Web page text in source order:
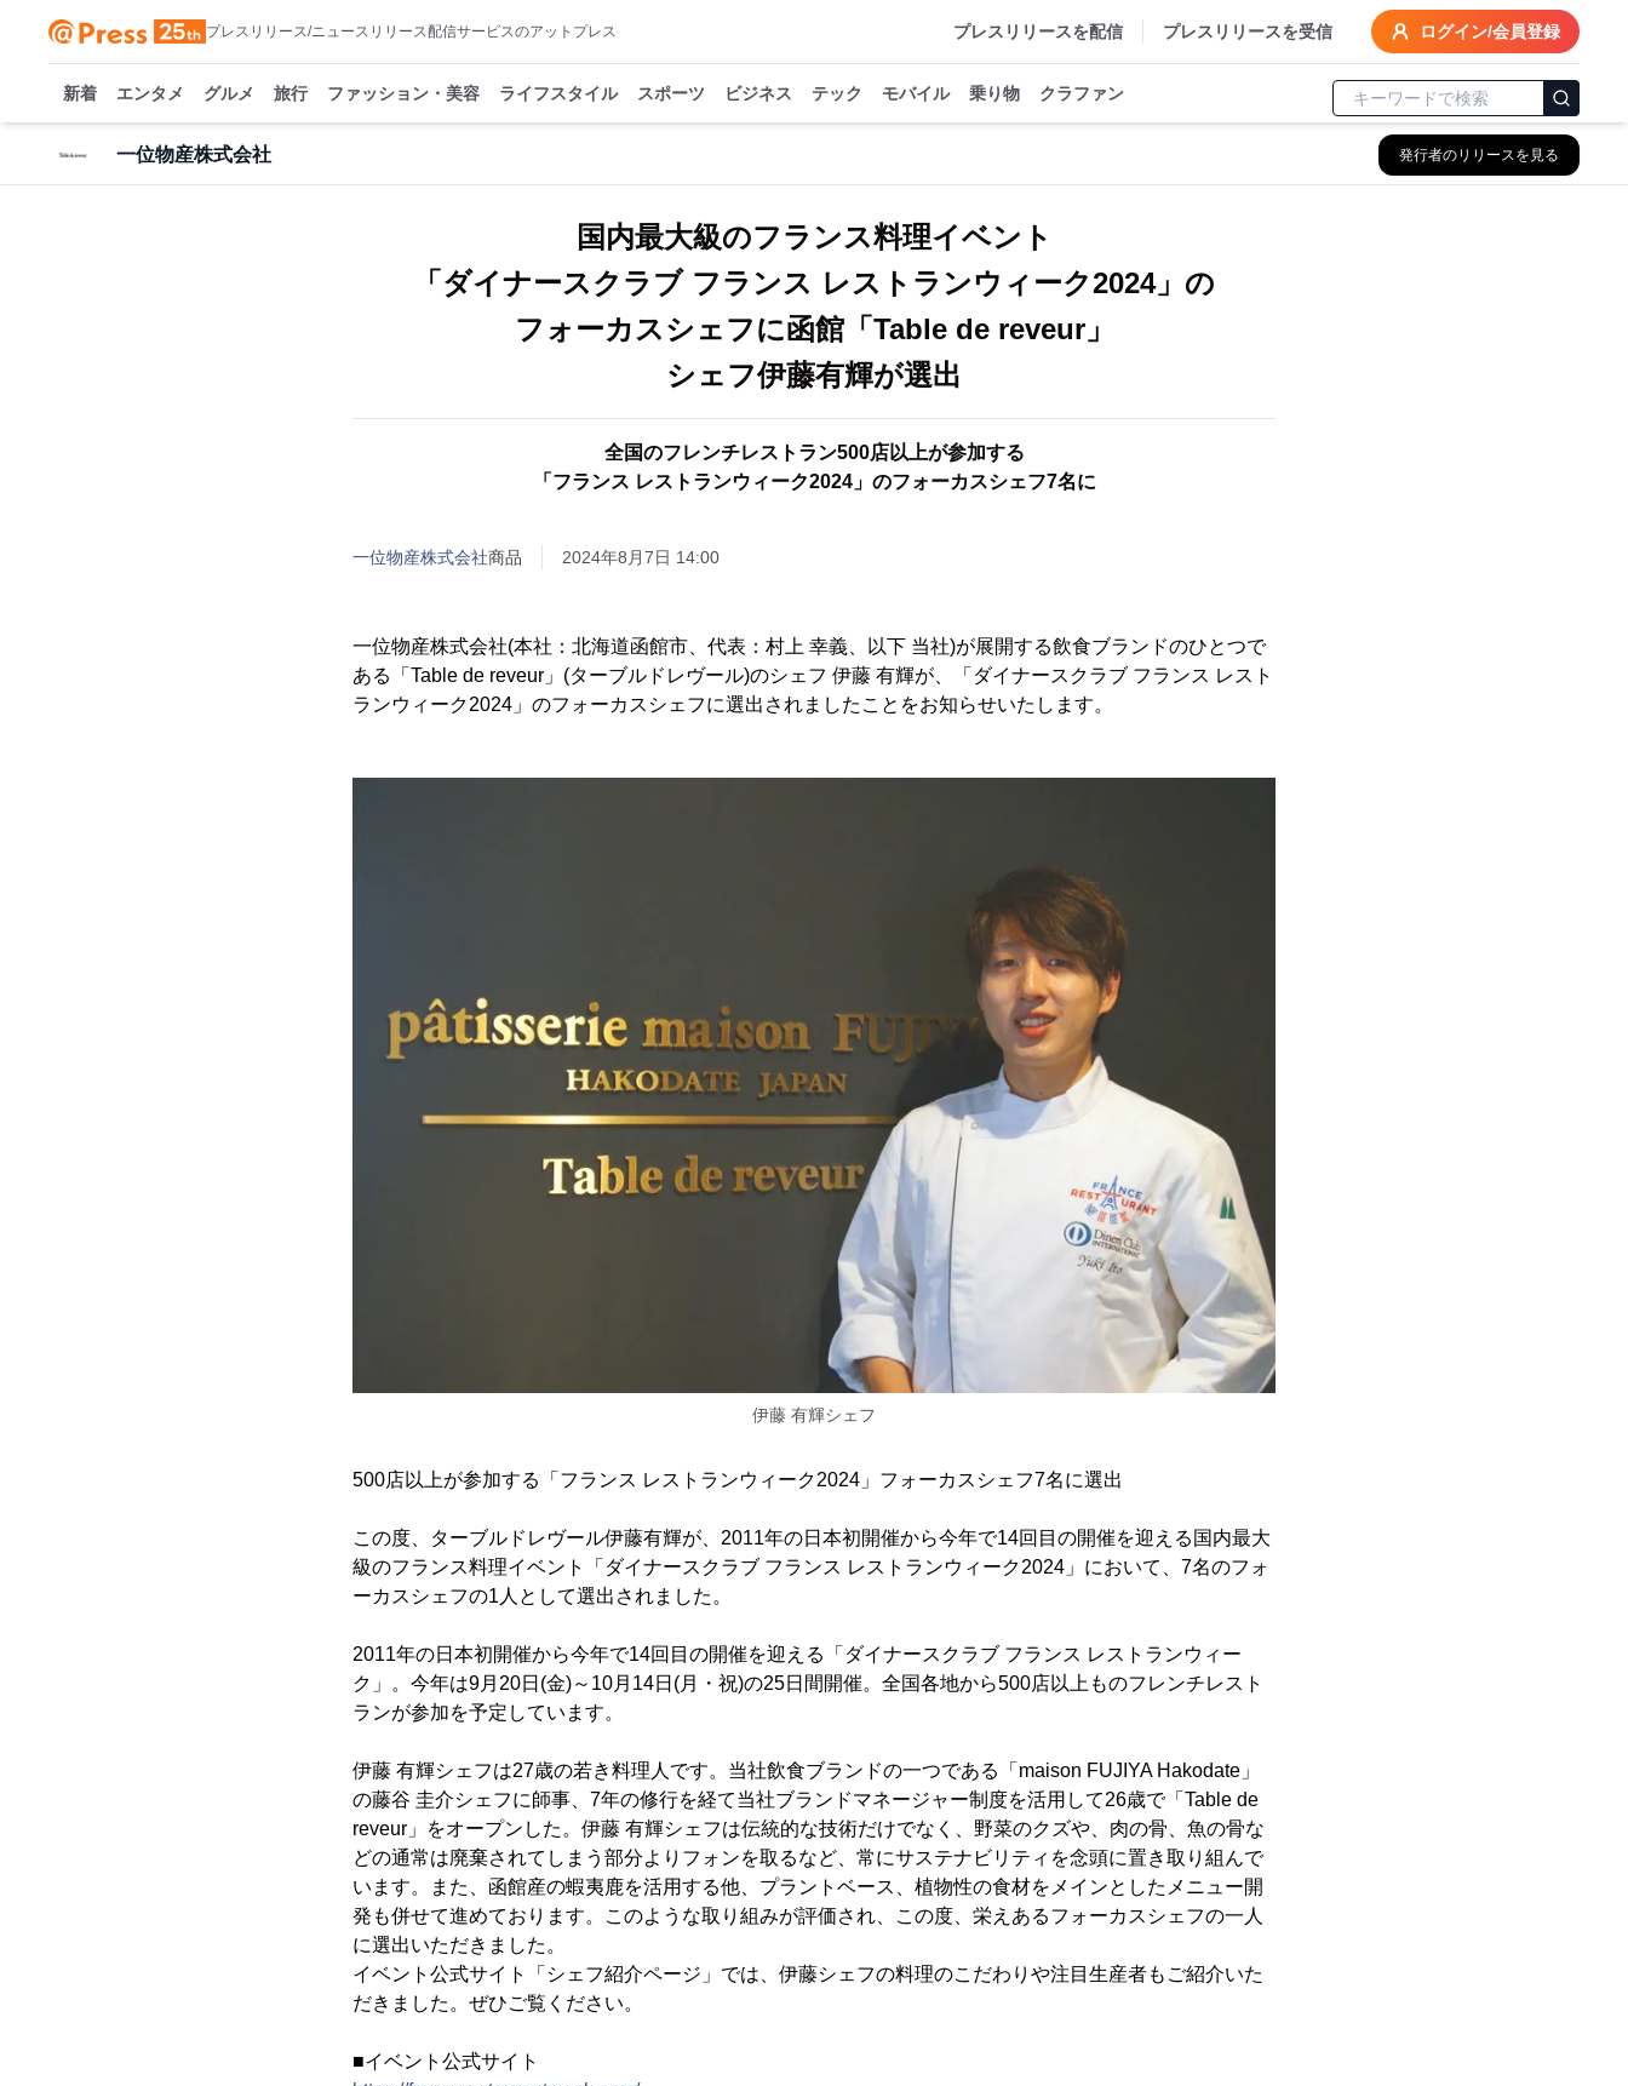
プレスリリース/ニュースリリース配信サービスのアットプレス プレスリリースを配信 プレスリリースを受信 ログイン/会員登録
新着 エンタメ グルメ 旅行 ファッション・美容 ライフスタイル スポーツ ビジネス テック モバイル 乗り物 クラファン
一位物産株式会社 発行者のリリースを見る
国内最大級のフランス料理イベント
「ダイナースクラブ フランス レストランウィーク2024」の
フォーカスシェフに函館「Table de reveur」
シェフ伊藤有輝が選出
全国のフレンチレストラン500店以上が参加する
「フランス レストランウィーク2024」のフォーカスシェフ7名に
一位物産株式会社商品 2024年8月7日 14:00
一位物産株式会社(本社：北海道函館市、代表：村上 幸義、以下 当社)が展開する飲食ブランドのひとつで
ある「Table de reveur」(ターブルドレヴール)のシェフ 伊藤 有輝が、「ダイナースクラブ フランス レスト
ランウィーク2024」のフォーカスシェフに選出されましたことをお知らせいたします。
伊藤 有輝シェフ
500店以上が参加する「フランス レストランウィーク2024」フォーカスシェフ7名に選出
この度、ターブルドレヴール伊藤有輝が、2011年の日本初開催から今年で14回目の開催を迎える国内最大
級のフランス料理イベント「ダイナースクラブ フランス レストランウィーク2024」において、7名のフォ
ーカスシェフの1人として選出されました。
2011年の日本初開催から今年で14回目の開催を迎える「ダイナースクラブ フランス レストランウィー
ク」。今年は9月20日(金)～10月14日(月・祝)の25日間開催。全国各地から500店以上ものフレンチレスト
ランが参加を予定しています。
伊藤 有輝シェフは27歳の若き料理人です。当社飲食ブランドの一つである「maison FUJIYA Hakodate」
の藤谷 圭介シェフに師事、7年の修行を経て当社ブランドマネージャー制度を活用して26歳で「Table de
reveur」をオープンした。伊藤 有輝シェフは伝統的な技術だけでなく、野菜のクズや、肉の骨、魚の骨な
どの通常は廃棄されてしまう部分よりフォンを取るなど、常にサステナビリティを念頭に置き取り組んで
います。また、函館産の蝦夷鹿を活用する他、プラントベース、植物性の食材をメインとしたメニュー開
発も併せて進めております。このような取り組みが評価され、この度、栄えあるフォーカスシェフの一人
に選出いただきました。
イベント公式サイト「シェフ紹介ページ」では、伊藤シェフの料理のこだわりや注目生産者もご紹介いた
だきました。ぜひご覧ください。
■イベント公式サイト